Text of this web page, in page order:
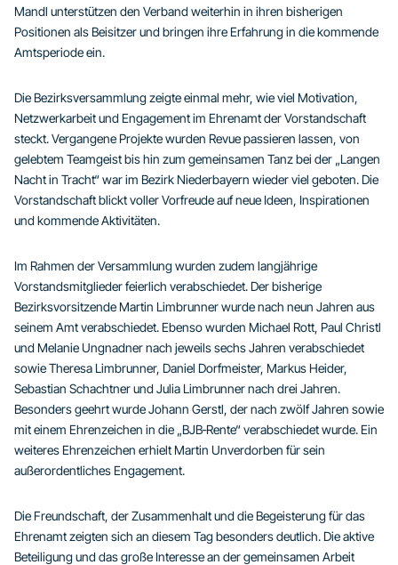
Mandl unterstützen den Verband weiterhin in ihren bisherigen
Positionen als Beisitzer und bringen ihre Erfahrung in die kommende
Amtsperiode ein.
Die Bezirksversammlung zeigte einmal mehr, wie viel Motivation,
Netzwerkarbeit und Engagement im Ehrenamt der Vorstandschaft
steckt. Vergangene Projekte wurden Revue passieren lassen, von
gelebtem Teamgeist bis hin zum gemeinsamen Tanz bei der „Langen
Nacht in Tracht“ war im Bezirk Niederbayern wieder viel geboten. Die
Vorstandschaft blickt voller Vorfreude auf neue Ideen, Inspirationen
und kommende Aktivitäten.
Im Rahmen der Versammlung wurden zudem langjährige
Vorstandsmitglieder feierlich verabschiedet. Der bisherige
Bezirksvorsitzende Martin Limbrunner wurde nach neun Jahren aus
seinem Amt verabschiedet. Ebenso wurden Michael Rott, Paul Christl
und Melanie Ungnadner nach jeweils sechs Jahren verabschiedet
sowie Theresa Limbrunner, Daniel Dorfmeister, Markus Heider,
Sebastian Schachtner und Julia Limbrunner nach drei Jahren.
Besonders geehrt wurde Johann Gerstl, der nach zwölf Jahren sowie
mit einem Ehrenzeichen in die „BJB‑Rente“ verabschiedet wurde. Ein
weiteres Ehrenzeichen erhielt Martin Unverdorben für sein
außerordentliches Engagement.
Die Freundschaft, der Zusammenhalt und die Begeisterung für das
Ehrenamt zeigten sich an diesem Tag besonders deutlich. Die aktive
Beteiligung und das große Interesse an der gemeinsamen Arbeit